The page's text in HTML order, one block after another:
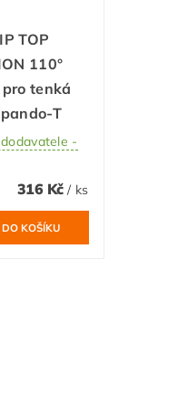
TOP
110°
tenká
T
-
316 Kč/ ks